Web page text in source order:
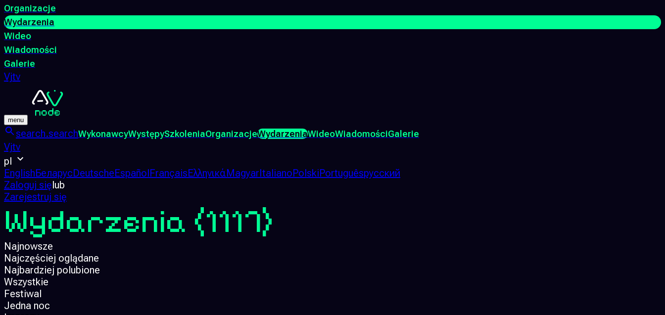
Organizacje
Wydarzenia
Wideo
Wiadomości
Galerie
Vjtv
menu
search.searchWykonawcyWystępySzkoleniaOrganizacjeWydarzeniaWideoWiadomościGalerie
Vjtv
pl
EnglishБеларусDeutscheEspañolFrançaisΕλληνικάMagyarItalianoPolskiPortuguêsрусский
Zaloguj sięlub
Zarejestruj się
Wydarzenia (1117)
Najnowsze
Najczęściej oglądane
Najbardziej polubione
Wszystkie
Festiwal
Jedna noc